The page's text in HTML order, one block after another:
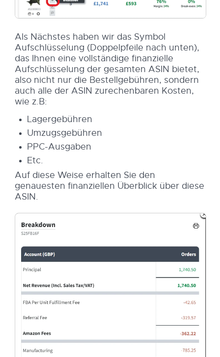
Als Nächstes haben wir das Symbol
Aufschlüsselung (Doppelpfeile nach unten),
das Ihnen eine vollständige finanzielle
Aufschlüsselung der gesamten ASIN bietet,
also nicht nur die Bestellgebühren, sondern
auch alle der ASIN zurechenbaren Kosten,
wie z.B:
Lagergebühren
Umzugsgebühren
PPC-Ausgaben
Etc.
Auf diese Weise erhalten Sie den
genauesten finanziellen Überblick über diese
ASIN.